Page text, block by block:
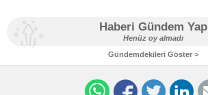
Haberi Gündem Yap
Henüz oy almadı
Gündemdekileri Göster >